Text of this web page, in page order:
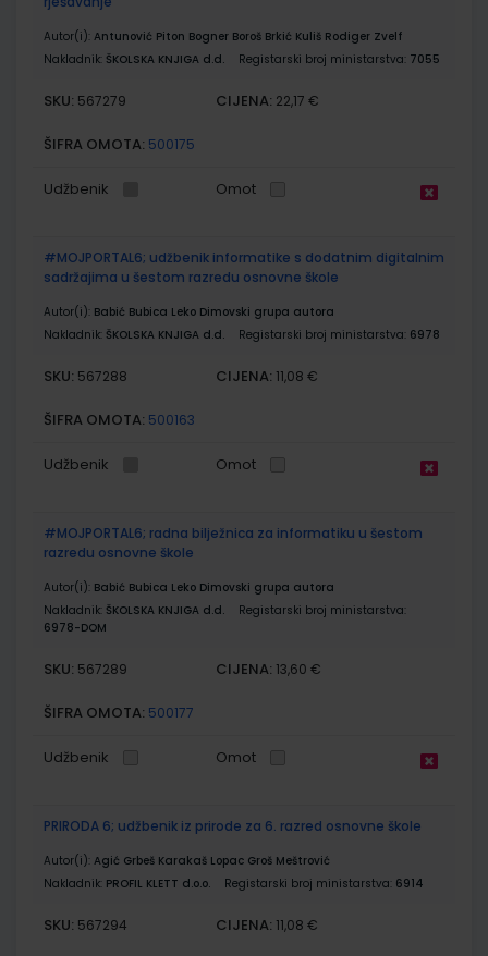
Autor(i): Antunović Piton Bogner Boroš Brkić Kuliš Rodiger Zvelf
Nakladnik: ŠKOLSKA KNJIGA d.d. Registarski broj ministarstva: 7055
SKU: 567279 CIJENA: 22,17 €
ŠIFRA OMOTA: 500175
Udžbenik Omot
#MOJPORTAL6; udžbenik informatike s dodatnim digitalnim
sadržajima u šestom razredu osnovne škole
Autor(i): Babić Bubica Leko Dimovski grupa autora
Nakladnik: ŠKOLSKA KNJIGA d.d. Registarski broj ministarstva: 6978
SKU: 567288 CIJENA: 11,08 €
ŠIFRA OMOTA: 500163
Udžbenik Omot
#MOJPORTAL6; radna bilježnica za informatiku u šestom
razredu osnovne škole
Autor(i): Babić Bubica Leko Dimovski grupa autora
Nakladnik: ŠKOLSKA KNJIGA d.d.
Registarski broj ministarstva:
6978-DOM
SKU: 567289 CIJENA: 13,60 €
ŠIFRA OMOTA: 500177
Udžbenik Omot
PRIRODA 6; udžbenik iz prirode za 6. razred osnovne škole
Autor(i): Agić Grbeš Karakaš Lopac Groš Meštrović
Nakladnik: PROFIL KLETT d.o.o. Registarski broj ministarstva: 6914
SKU: 567294 CIJENA: 11,08 €